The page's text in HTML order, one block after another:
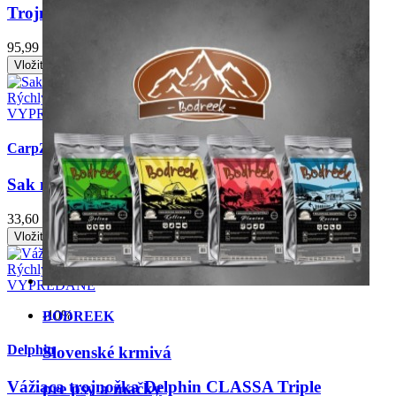
Trojnožka Na váženie FOX Carpmaster Tripod
95,99 €
Vložiť do košíka Zobraziť produkt
Rýchly náhľad
VYPREDANÉ
CarpZoom
Sak na váženie CarpZOOM Camou
33,60 € Cena
Vložiť do košíka Zobraziť produkt
Rýchly náhľad
VYPREDANÉ
-10%
Delphin
Vážiaca trojnožka Delphin CLASSA Triple